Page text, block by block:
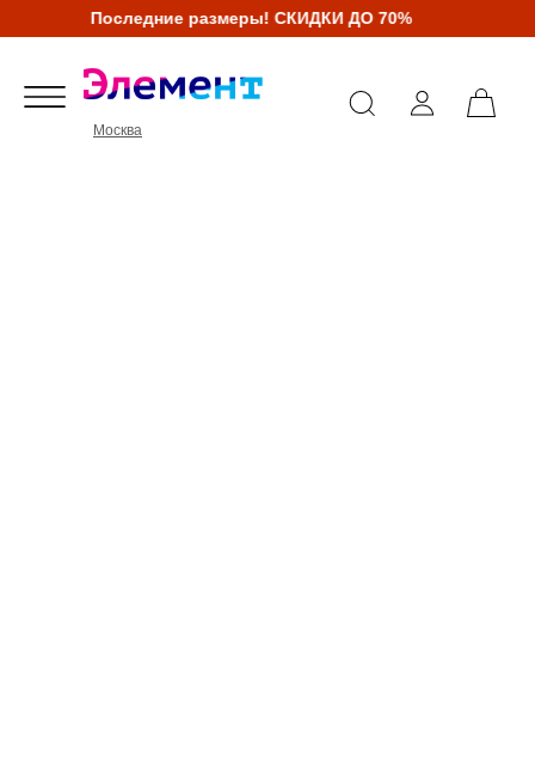
Последние размеры! СКИДКИ ДО 70%
Москва